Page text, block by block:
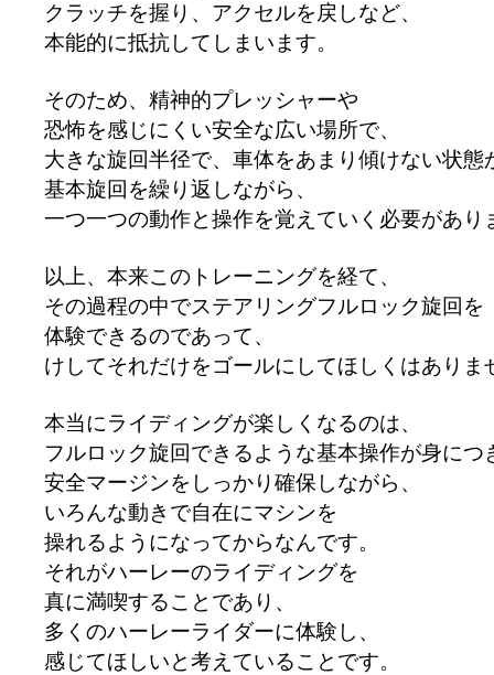
クラッチを握り、アクセルを戻しなど、
本能的に抵抗してしまいます。
そのため、精神的プレッシャーや
恐怖を感じにくい安全な広い場所で、
大きな旋回半径で、車体をあまり傾けない状態
基本旋回を繰り返しながら、
一つ一つの動作と操作を覚えていく必要があり
以上、本来このトレーニングを経て、
その過程の中でステアリングフルロック旋回を
体験できるのであって、
けしてそれだけをゴールにしてほしくはありま
本当にライディングが楽しくなるのは、
フルロック旋回できるような基本操作が身につ
安全マージンをしっかり確保しながら、
いろんな動きで自在にマシンを
操れるようになってからなんです。
それがハーレーのライディングを
真に満喫することであり、
多くのハーレーライダーに体験し、
感じてほしいと考えていることです。